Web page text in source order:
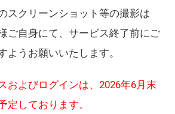
スクリーンショット等の撮影は
ご自身にて、サービス終了前にご
ようお願いいたします。
およびログインは、2026年6月末
定しております。